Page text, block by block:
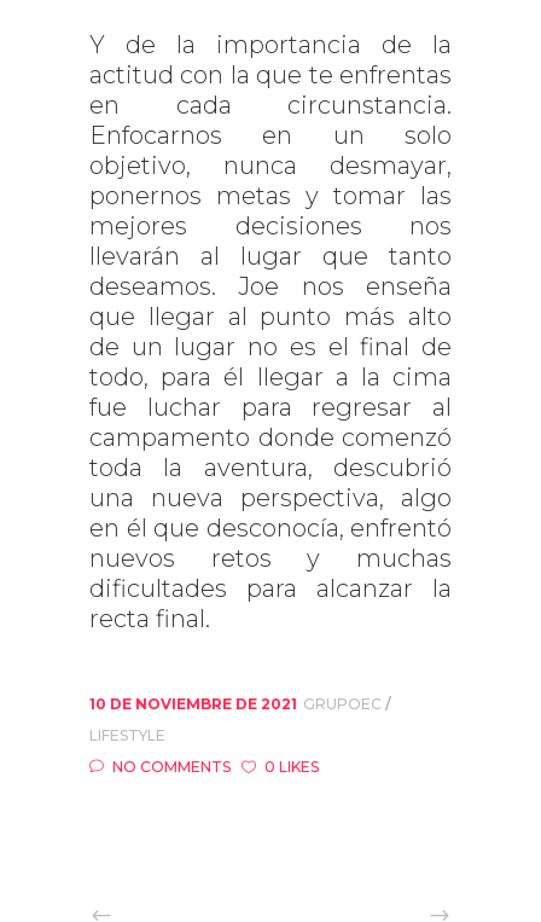
Y de la importancia de la
actitud con la que te enfrentas
en cada circunstancia.
Enfocarnos en un solo
objetivo, nunca desmayar,
ponernos metas y tomar las
mejores decisiones nos
llevarán al lugar que tanto
deseamos. Joe nos enseña
que llegar al punto más alto
de un lugar no es el final de
todo, para él llegar a la cima
fue luchar para regresar al
campamento donde comenzó
toda la aventura, descubrió
una nueva perspectiva, algo
en él que desconocía, enfrentó
nuevos retos y muchas
dificultades para alcanzar la
recta final.
10 DE NOVIEMBRE DE 2021 GRUPOEC
LIFESTYLE
NO COMMENTS
0 LIKES